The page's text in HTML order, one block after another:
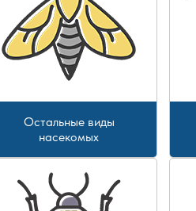
Остальные виды
насекомых